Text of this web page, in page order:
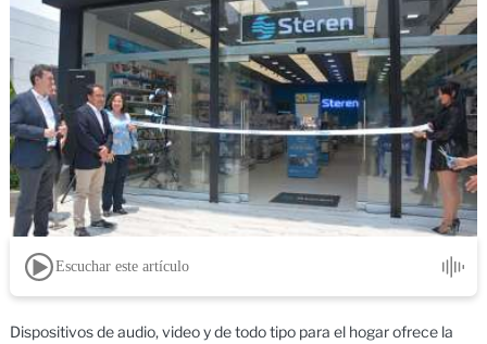
Escuchar este artículo
Dispositivos de audio, video y de todo tipo para el hogar ofrece la